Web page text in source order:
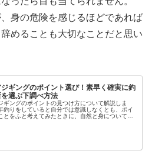
身の危険を感じるほどであれば
めることも大切なことだと思い
ジギングのポイント選び！素早く確実に釣
を選ぶ下調べ方法
ギングのポイントの見つけ方について解説しま
釣りをしていると自分では意識しなくとも、ポイ
とをふと考えてみたときに、自然と身についてい